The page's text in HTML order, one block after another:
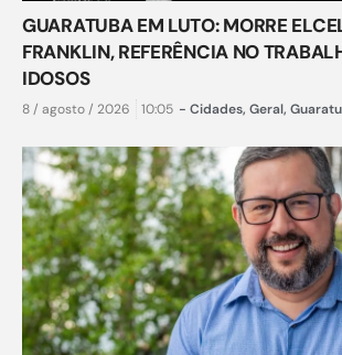
GUARATUBA EM LUTO: MORRE
FRANKLIN, REFERÊNCIA NO
IDOSOS
8 / agosto / 2026 10:05 - Cidades, Geral,